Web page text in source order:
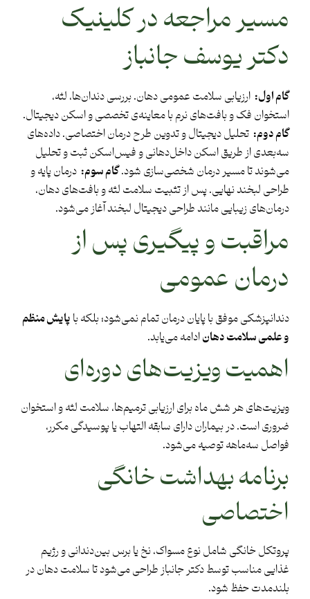
مسیر مراجعه در کلینیک
دکتر یوسف جانباز
گام اول: ارزیابی سلامت عمومی دهان. بررسی دندان‌ها، لثه،
استخوان فک و بافت‌های نرم با معاینه‌ی تخصصی و اسکن دیجیتال.
گام دوم: تحلیل دیجیتال و تدوین طرح درمان اختصاصی. داده‌های
سه‌بعدی از طریق اسکن داخل‌دهانی و فیس‌اسکن ثبت و تحلیل
می‌شوند تا مسیر درمان شخصی‌سازی شود.گام سوم: درمان پایه و
طراحی لبخند نهایی. پس از تثبیت سلامت لثه و بافت‌های دهان،
درمان‌های زیبایی مانند طراحی دیجیتال لبخند آغاز می‌شود.
مراقبت و پیگیری پس از
درمان عمومی
دندانپزشکی موفق با پایان درمان تمام نمی‌شود؛ بلکه با پایش منظم
و علمی سلامت دهانادامه می‌یابد.
اهمیت ویزیت‌های دوره‌ای
ویزیت‌های هر شش ماه برای ارزیابی ترمیم‌ها، سلامت لثه و استخوان
ضروری است. در بیماران دارای سابقه التهاب یا پوسیدگی مکرر،
فواصل سه‌ماهه توصیه می‌شود.
برنامه بهداشت خانگی
اختصاصی
پروتکل خانگی شامل نوع مسواک، نخ یا برس بین‌دندانی و رژیم
غذایی مناسب توسط دکتر جانباز طراحی می‌شود تا سلامت دهان در
بلندمدت حفظ شود.